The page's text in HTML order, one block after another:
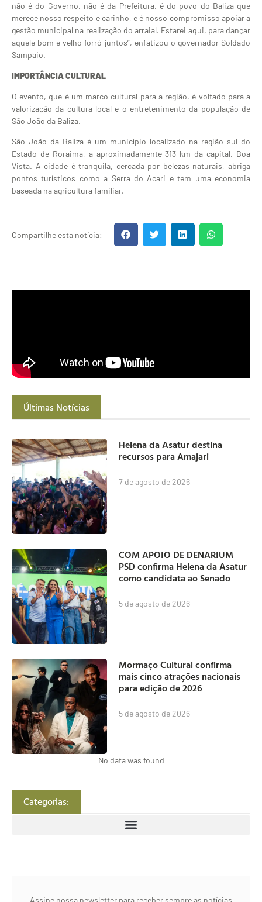
não é do Governo, não é da Prefeitura, é do povo do Baliza que
merece nosso respeito e carinho, e é nosso compromisso apoiar a
gestão municipal na realização do arraial. Estarei aqui, para dançar
aquele bom e velho forró juntos”, enfatizou o governador Soldado
Sampaio.
IMPORTÂNCIA CULTURAL
O evento, que é um marco cultural para a região, é voltado para a
valorização da cultura local e o entretenimento da população de
São João da Baliza.
São João da Baliza é um município localizado na região sul do
Estado de Roraima, a aproximadamente 313 km da capital, Boa
Vista. A cidade é tranquila, cercada por belezas naturais, abriga
pontos turísticos como a Serra do Acari e tem uma economia
baseada na agricultura familiar.
Compartilhe esta notícia:
Últimas Notícias
Helena da Asatur destina
recursos para Amajari
7 de agosto de 2026
COM APOIO DE DENARIUM
PSD confirma Helena da Asatur
como candidata ao Senado
5 de agosto de 2026
Mormaço Cultural confirma
mais cinco atrações nacionais
para edição de 2026
5 de agosto de 2026
No data was found
Categorias:
Assine nossa newsletter para receber sempre as notícias